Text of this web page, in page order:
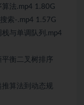
法.mp4 1.80G
索-.mp4 1.57G
与单调队列.mp4
衡二叉树排序
算法到动态规